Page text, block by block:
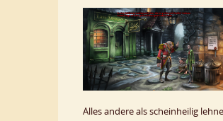
Alles andere als scheinheilig